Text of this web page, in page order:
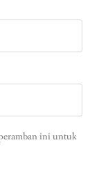
ini untuk